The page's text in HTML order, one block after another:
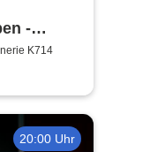
-
K714
20:00 Uhr